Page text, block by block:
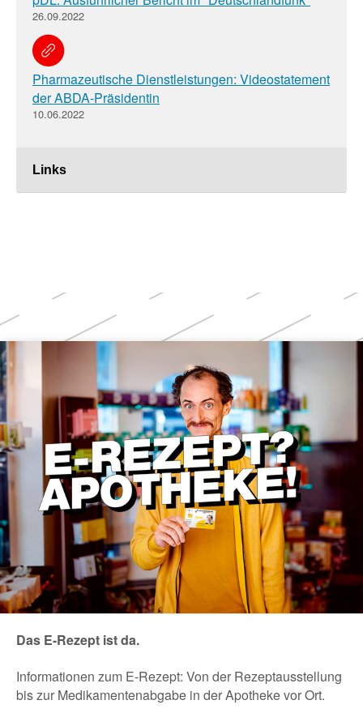
Links
26.09.2022
Pharmazeutische Dienstleistungen: Videostatement
der ABDA-Präsidentin
10.06.2022
Weitere
Themen
Das E-Rezept ist da.
Informationen zum E-Rezept: Von der Rezeptausstellung
bis zur Medikamentenabgabe in der Apotheke vor Ort.